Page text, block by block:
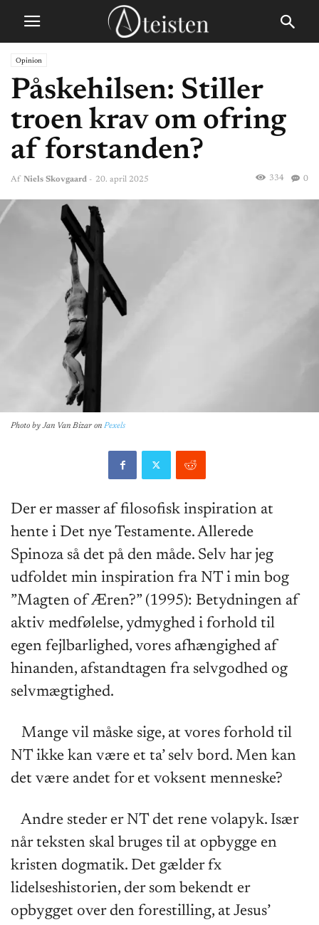
Opinion
Påskehilsen: Stiller
troen krav om ofring
af forstanden?
Af Niels Skovgaard - 20. april 2025 0
334
Photo byJan Van Bizar on Pexels
Der er masser af filosofisk inspiration at
hente i Det nye Testamente. Allerede
Spinoza så det på den måde. Selv har jeg
udfoldet min inspiration fra NT i min bog
”Magten of Æren?” (1995): Betydningen af
aktiv medfølelse, ydmyghed i forhold til
egen fejlbarlighed, vores afhængighed af
hinanden, afstandtagen fra selvgodhed og
selvmægtighed.
Mange vil måske sige, at vores forhold til
NT ikke kan være et ta’ selv bord. Men kan
det være andet for et voksent menneske?
Andre steder er NT det rene volapyk. Især
når teksten skal bruges til at opbygge en
kristen dogmatik. Det gælder fx
lidelseshistorien, der som bekendt er
opbygget over den forestilling, at Jesus’